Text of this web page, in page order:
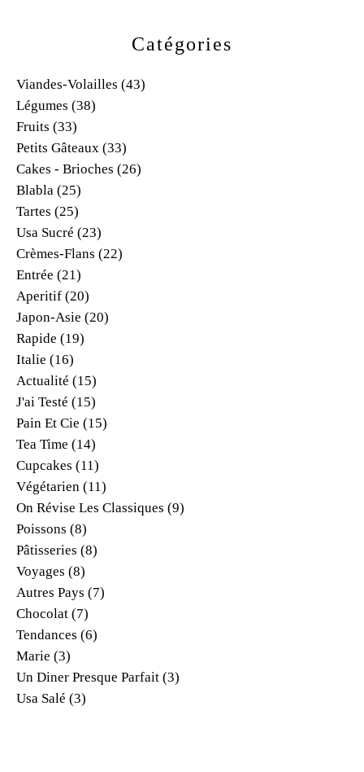
Catégories
Viandes-Volailles (43)
Légumes (38)
Fruits (33)
Petits Gâteaux (33)
Cakes - Brioches (26)
Blabla (25)
Tartes (25)
Usa Sucré (23)
Crèmes-Flans (22)
Entrée (21)
Aperitif (20)
Japon-Asie (20)
Rapide (19)
Italie (16)
Actualité (15)
J'ai Testé (15)
Pain Et Cie (15)
Tea Time (14)
Cupcakes (11)
Végétarien (11)
On Révise Les Classiques (9)
Poissons (8)
Pâtisseries (8)
Voyages (8)
Autres Pays (7)
Chocolat (7)
Tendances (6)
Marie (3)
Un Diner Presque Parfait (3)
Usa Salé (3)